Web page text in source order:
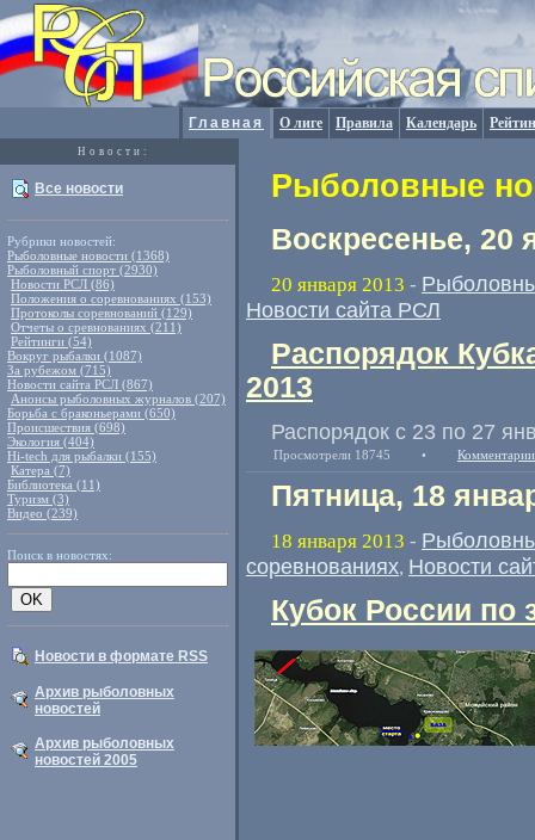
Главная О лиге Правила Календарь
Новости:
Все новости
Рубрики новостей:
Рыболовные новости (1368)
Рыболовный спорт (2930)
Новости РСЛ (86)
Положения о соревнованиях (153)
Протоколы соревнований (129)
Отчеты о сревнованиях (211)
Рейтинги (54)
Вокруг рыбалки (1087)
За рубежом (715)
Новости сайта РСЛ (867)
Анонсы рыболовных журналов (207)
Борьба с браконьерами (650)
Происшествия (698)
Экология (404)
Hi-tech для рыбалки (155)
Катера (7)
Библиотека (11)
Туризм (3)
Видео (239)
Поиск в новостях:
Новости в формате RSS
Архив рыболовных
новостей
Архив рыболовных
новостей 2005
Рыболовные
Воскресенье, 20
20 января 2013 -
Новости сайта РСЛ
Распорядок
2013
Распорядок с 23 по 27
Просмотрели 18745 •
Пятница, 18
18 января 2013 -
соревнованиях, Новости
Кубок России по